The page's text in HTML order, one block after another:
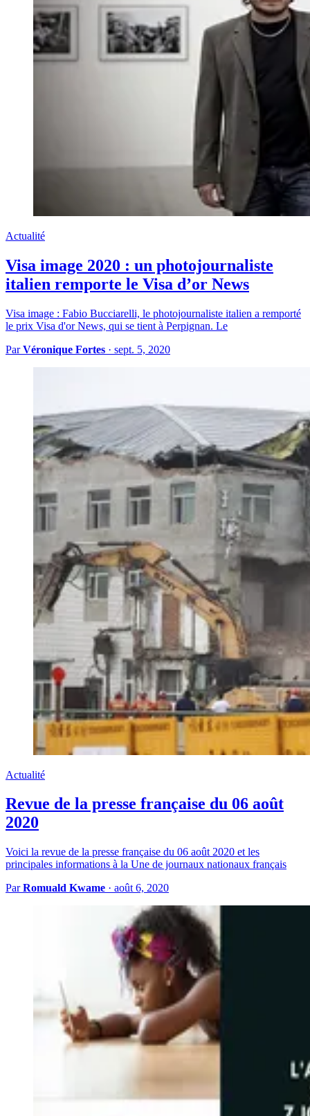
Actualité
Visa image 2020 : un photojournaliste
italien remporte le Visa d’or News
Visa image : Fabio Bucciarelli, le photojournaliste italien a remporté
le prix Visa d'or News, qui se tient à Perpignan. Le
ParVéronique Fortes · sept. 5, 2020
Actualité
Revue de la presse française du 06 août
2020
Voici la revue de la presse française du 06 août 2020 et les
principales informations à la Une de journaux nationaux français
ParRomuald Kwame · août 6, 2020